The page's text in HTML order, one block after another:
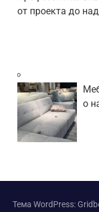
от проекта до
о
Тема WordPress: